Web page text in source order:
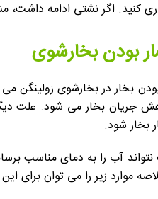
کنید. اگر نشتی ادامه داشت،
بودن بخارشوی
بخار در بخارشوی زولینگن
جریان بخار می شود. علت
بخار شود.
نتواند آب را به دمای مناسب
موارد زیر را می توان برای